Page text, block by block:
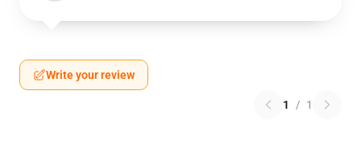
Write your review
1 / 1